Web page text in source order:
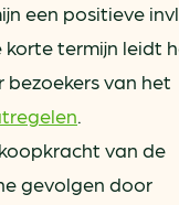
een positieve
termijn leidt
van het
van de
gevolgen door